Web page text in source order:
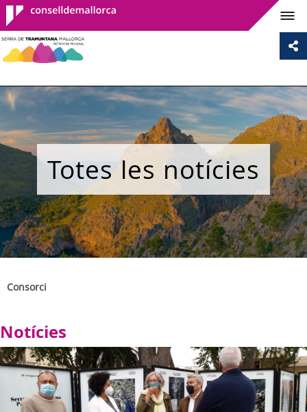
Consell de
Mallorca
Totes les notícies
Consorci
Notícies